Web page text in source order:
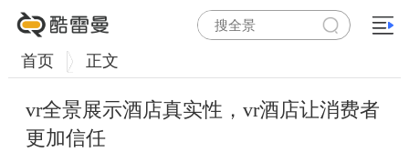
首页 正文
vr全景展示酒店真实性，vr酒店让消费者
更加信任